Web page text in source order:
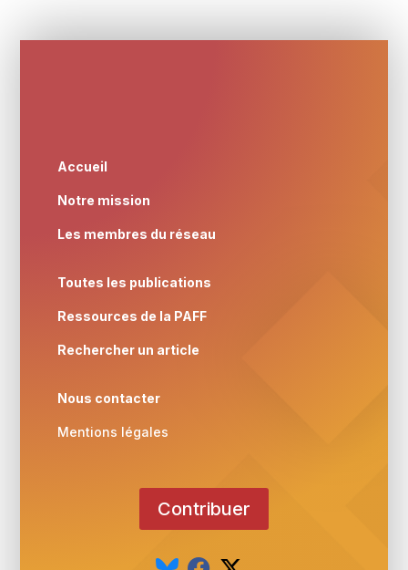
Accueil
Notre mission
Les membres du réseau
Toutes les publications
Ressources de la PAFF
Rechercher un article
Nous contacter
Mentions légales
Contribuer